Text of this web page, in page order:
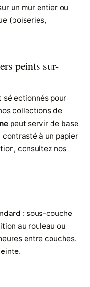
un mur entier ou
(boiseries,
peints sur-
sélectionnés pour
collections de
peut servir de base
contrasté à un papier
consultez nos
: sous-couche
au rouleau ou
entre couches.